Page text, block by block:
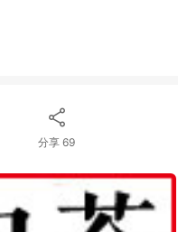
分享69